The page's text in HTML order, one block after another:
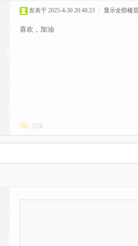
发表于 2025-4-30 20:48:23 显示全部楼
喜欢，加油
回复